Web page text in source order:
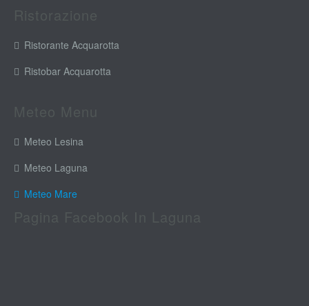
Ristorante Acquarotta
Ristobar Acquarotta
Meteo Lesina
Meteo Laguna
Meteo Mare